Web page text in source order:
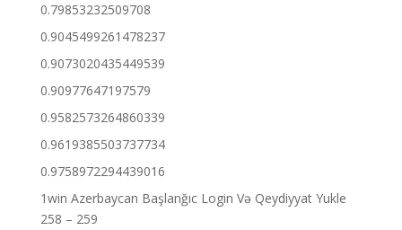
0.79853232509708
0.9045499261478237
0.9073020435449539
0.90977647197579
0.9582573264860339
0.9619385503737734
0.9758972294439016
1win Azerbaycan Başlanğıc Login Və Qeydiyyat Yukle
258 – 259